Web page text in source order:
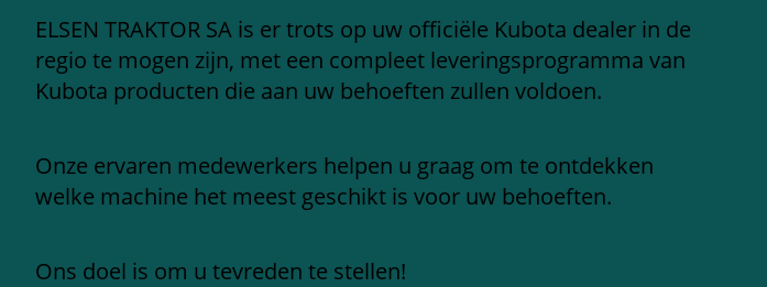
ELSEN TRAKTOR SA is er trots op uw officiële Kubota dealer in de
regio te mogen zijn, met een compleet leveringsprogramma van
Kubota producten die aan uw behoeften zullen voldoen.
Onze ervaren medewerkers helpen u graag om te ontdekken
welke machine het meest geschikt is voor uw behoeften.
Ons doel is om u tevreden te stellen!